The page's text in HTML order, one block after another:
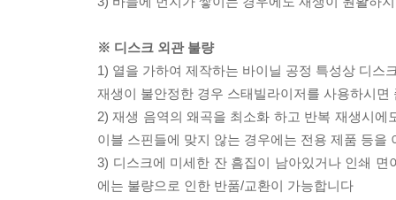
※ 디스크 외관 불량
1) 열을 가하여 제작하는 바이닐 공정 특성상 디스
재생이 불안정한 경우 스태빌라이저를 사용하시
2) 재생 음역의 왜곡을 최소화 하고 반복 재생시
이블 스핀들에 맞지 않는 경우에는 전용 제품 등
3) 디스크에 미세한 잔 흠집이 남아있거나 인쇄
에는 불량으로 인한 반품/교환이 가능합니다